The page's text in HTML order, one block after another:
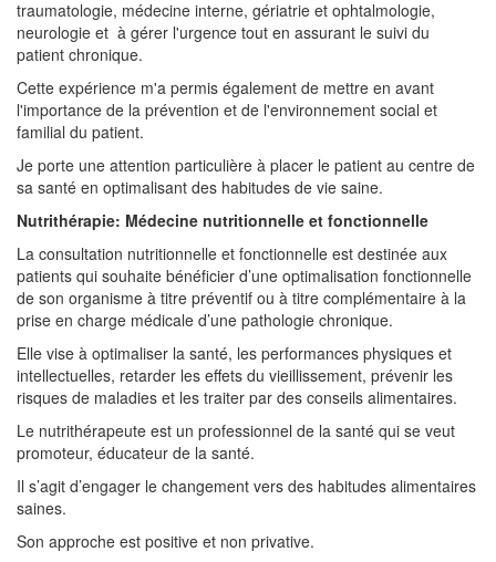
traumatologie, médecine interne, gériatrie et ophtalmologie,
neurologie et à gérer l'urgence tout en assurant le suivi du
patient chronique.
Cette expérience m'a permis également de mettre en avant
l'importance de la prévention et de l'environnement social et
familial du patient.
Je porte une attention particulière à placer le patient au centre de
sa santé en optimalisant des habitudes de vie saine.
Nutrithérapie: Médecine nutritionnelle et fonctionnelle
La consultation nutritionnelle et fonctionnelle est destinée aux
patients qui souhaite bénéficier d’une optimalisation fonctionnelle
de son organisme à titre préventif ou à titre complémentaire à la
prise en charge médicale d’une pathologie chronique.
Elle vise à optimaliser la santé, les performances physiques et
intellectuelles, retarder les effets du vieillissement, prévenir les
risques de maladies et les traiter par des conseils alimentaires.
Le nutrithérapeute est un professionnel de la santé qui se veut
promoteur, éducateur de la santé.
Il s’agit d’engager le changement vers des habitudes alimentaires
saines.
Son approche est positive et non privative.